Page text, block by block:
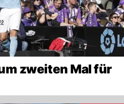
zweiten Mal für